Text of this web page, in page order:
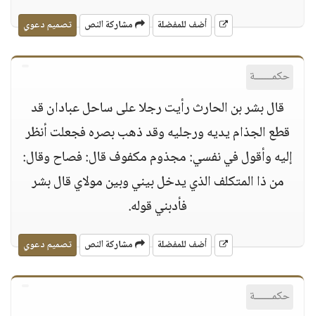
أضف للمفضلة مشاركة النص تصميم دعوي
حكمــــــة
قال بشر بن الحارث رأيت رجلا على ساحل عبادان قد
قطع الجذام يديه ورجليه وقد ذهب بصره فجعلت أنظر
إليه وأقول في نفسي: مجذوم مكفوف قال: فصاح وقال:
من ذا المتكلف الذي يدخل بيني وبين مولاي قال بشر
فأدبني قوله.
أضف للمفضلة مشاركة النص تصميم دعوي
حكمــــــة